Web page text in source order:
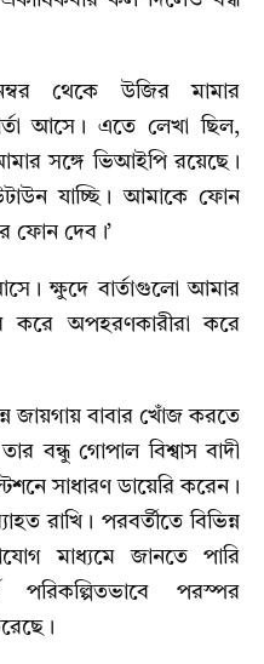
থেকে উজির মামার
আসে। এতে লেখা ছিল,
সঙ্গে ভিআইপি রয়েছে।
যাচ্ছি। আমাকে ফোন
ফোন দেব।’
ক্ষুদে বার্তাগুলো আমার
করে অপহরণকারীরা করে
জায়গায় বাবার খোঁজ করতে
বন্ধু গোপাল বিশ্বাস বাদী
সাধারণ ডায়েরি করেন।
রাখি। পরবর্তীতে বিভিন্ন
মাধ্যমে জানতে পারি
পরিকল্পিতভাবে পরস্পর